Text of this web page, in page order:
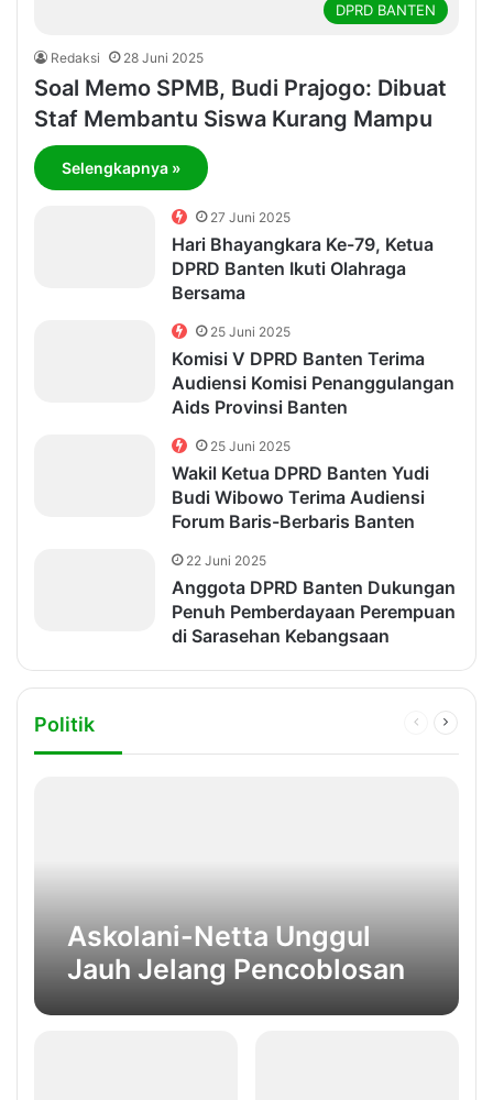
DPRD BANTEN
Redaksi 28 Juni 2025
Soal Memo SPMB, Budi Prajogo: Dibuat
Staf Membantu Siswa Kurang Mampu
Selengkapnya »
27 Juni 2025
Hari Bhayangkara Ke-79, Ketua
DPRD Banten Ikuti Olahraga
Bersama
25 Juni 2025
Komisi V DPRD Banten Terima
Audiensi Komisi Penanggulangan
Aids Provinsi Banten
25 Juni 2025
Wakil Ketua DPRD Banten Yudi
Budi Wibowo Terima Audiensi
Forum Baris-Berbaris Banten
22 Juni 2025
Anggota DPRD Banten Dukungan
Penuh Pemberdayaan Perempuan
di Sarasehan Kebangsaan
Politik
Previous
Askolani-Netta Unggul
Jauh Jelang Pencoblosan